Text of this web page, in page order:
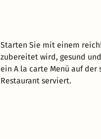
Starten Sie mit einem
zubereitet wird, gesund
ein A la carte Menü auf der
Restaurant serviert.